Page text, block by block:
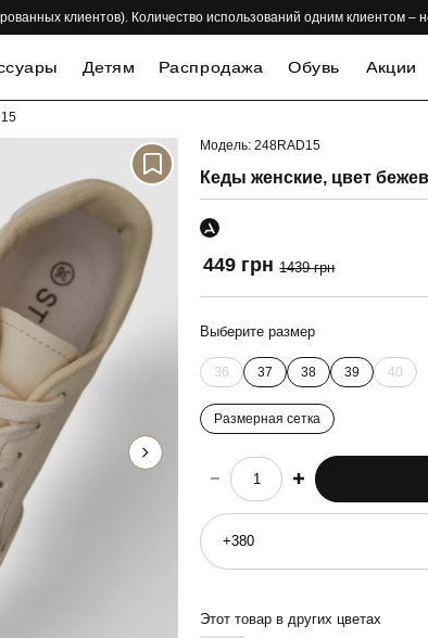
клиентов). Количество использований одним клиентом –
Детям Распродажа Обувь Акции
-69%
Модель: 248RAD15
Кеды женские, цвет
449 грн 1439 грн
Выберите размер
36 37 38 39 40
Размерная сетка
choose quantity
Этот товар в других цветах